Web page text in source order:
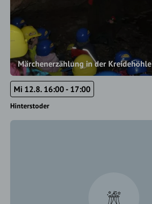
Märchenerzählung in der Kreidehöhle
Mi 12.8. 16:00 - 17:00
Hinterstoder